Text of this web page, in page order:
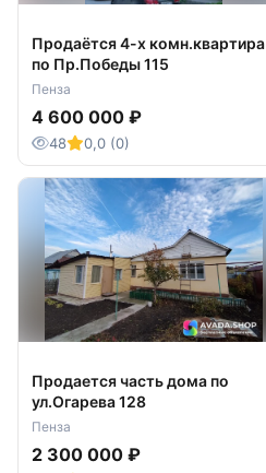
Продаётся 4-х комн.квартира
по Пр.Победы 115
Пенза
4 600 000 ₽
48 0,0 (0)
Продается часть дома по
ул.Огарева 128
Пенза
2 300 000 ₽